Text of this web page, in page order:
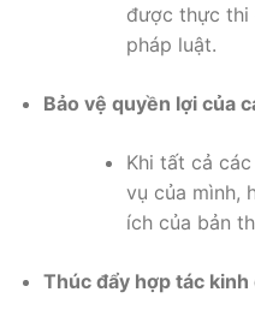
được thực thi
pháp luật.
Bảo vệ quyền lợi của
Khi tất cả
vụ của mình,
ích của bản
Thúc đẩy hợp tác